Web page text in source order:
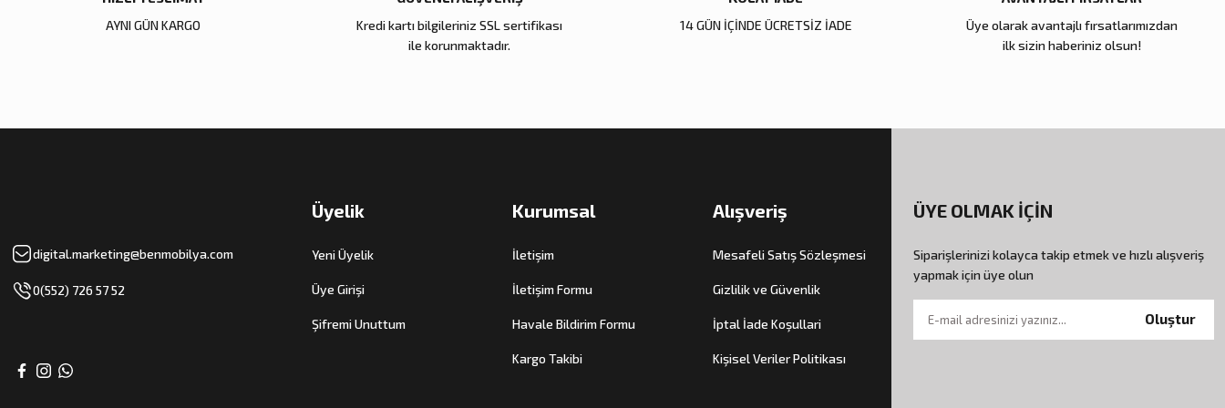
AYNI GÜN KARGO
Kredi kartı bilgileriniz SSL sertifikası
ile korunmaktadır.
14 GÜN İÇİNDE ÜCRETSİZ İADE
Üye olarak avantajlı fırsatlarımızdan
ilk sizin haberiniz olsun!
digital.marketing@benmobilya.com
0(552) 726 57 52
Üyelik
Yeni Üyelik
Üye Girişi
Şifremi Unuttum
Kurumsal
İletişim
İletişim Formu
Havale Bildirim Formu
Kargo Takibi
Alışveriş
Mesafeli Satış Sözleşmesi
Gizlilik ve Güvenlik
İptal İade Koşullari
Kişisel Veriler Politikası
ÜYE OLMAK İÇİN
Siparişlerinizi kolayca takip etmek ve hızlı alışveriş
yapmak için üye olun
Oluştur